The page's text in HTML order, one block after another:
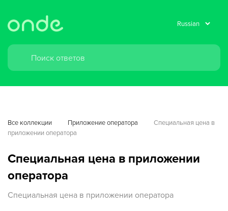
Все коллекции Приложение оператора
Специальная цена в
приложении оператора
Специальная цена в приложении
оператора
Специальная цена в приложении оператора